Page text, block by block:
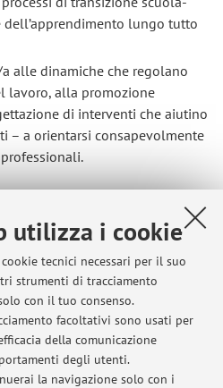
utilizza i cookie
tecnici necessari per il suo
strumenti di tracciamento
con il tuo consenso.
facoltativi sono usati per
della comunicazione
degli utenti.
la navigazione solo con i
lungo tutto
alle dinamiche che regolano
lavoro, alla promozione
di interventi che aiutino
– a orientarsi consapevolmente
"Giovanni
Vai alla mappa